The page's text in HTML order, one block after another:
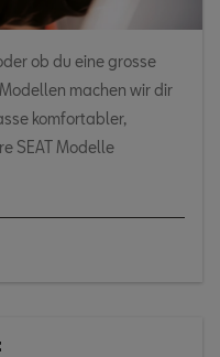
ob du eine grosse
machen wir dir
komfortabler,
SEAT Modelle